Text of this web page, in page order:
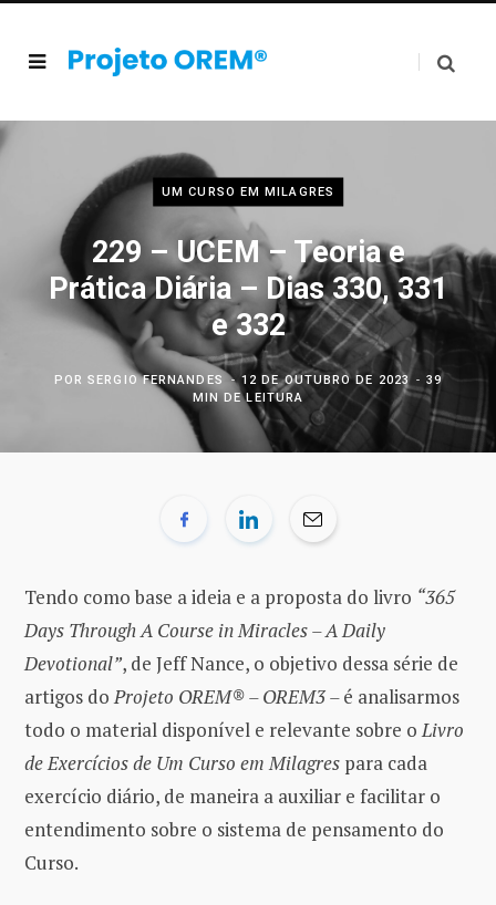
UM CURSO EM MILAGRES
229 – UCEM – Teoria e
Prática Diária – Dias 330, 331
e 332
PORSERGIO FERNANDES 12 DE OUTUBRO DE 2023
39
MIN DE LEITURA
Tendo como base a ideia e a proposta do livro “365
Days Through A Course in Miracles – A Daily
Devotional”, de Jeff Nance, o objetivo dessa série de
artigos doProjeto OREM® – OREM3 –é analisarmos
todo o material disponível e relevante sobre oLivro
de Exercícios de Um Curso em Milagres para cada
exercício diário, de maneira a auxiliar e facilitar o
entendimento sobre o sistema de pensamento do
Curso.